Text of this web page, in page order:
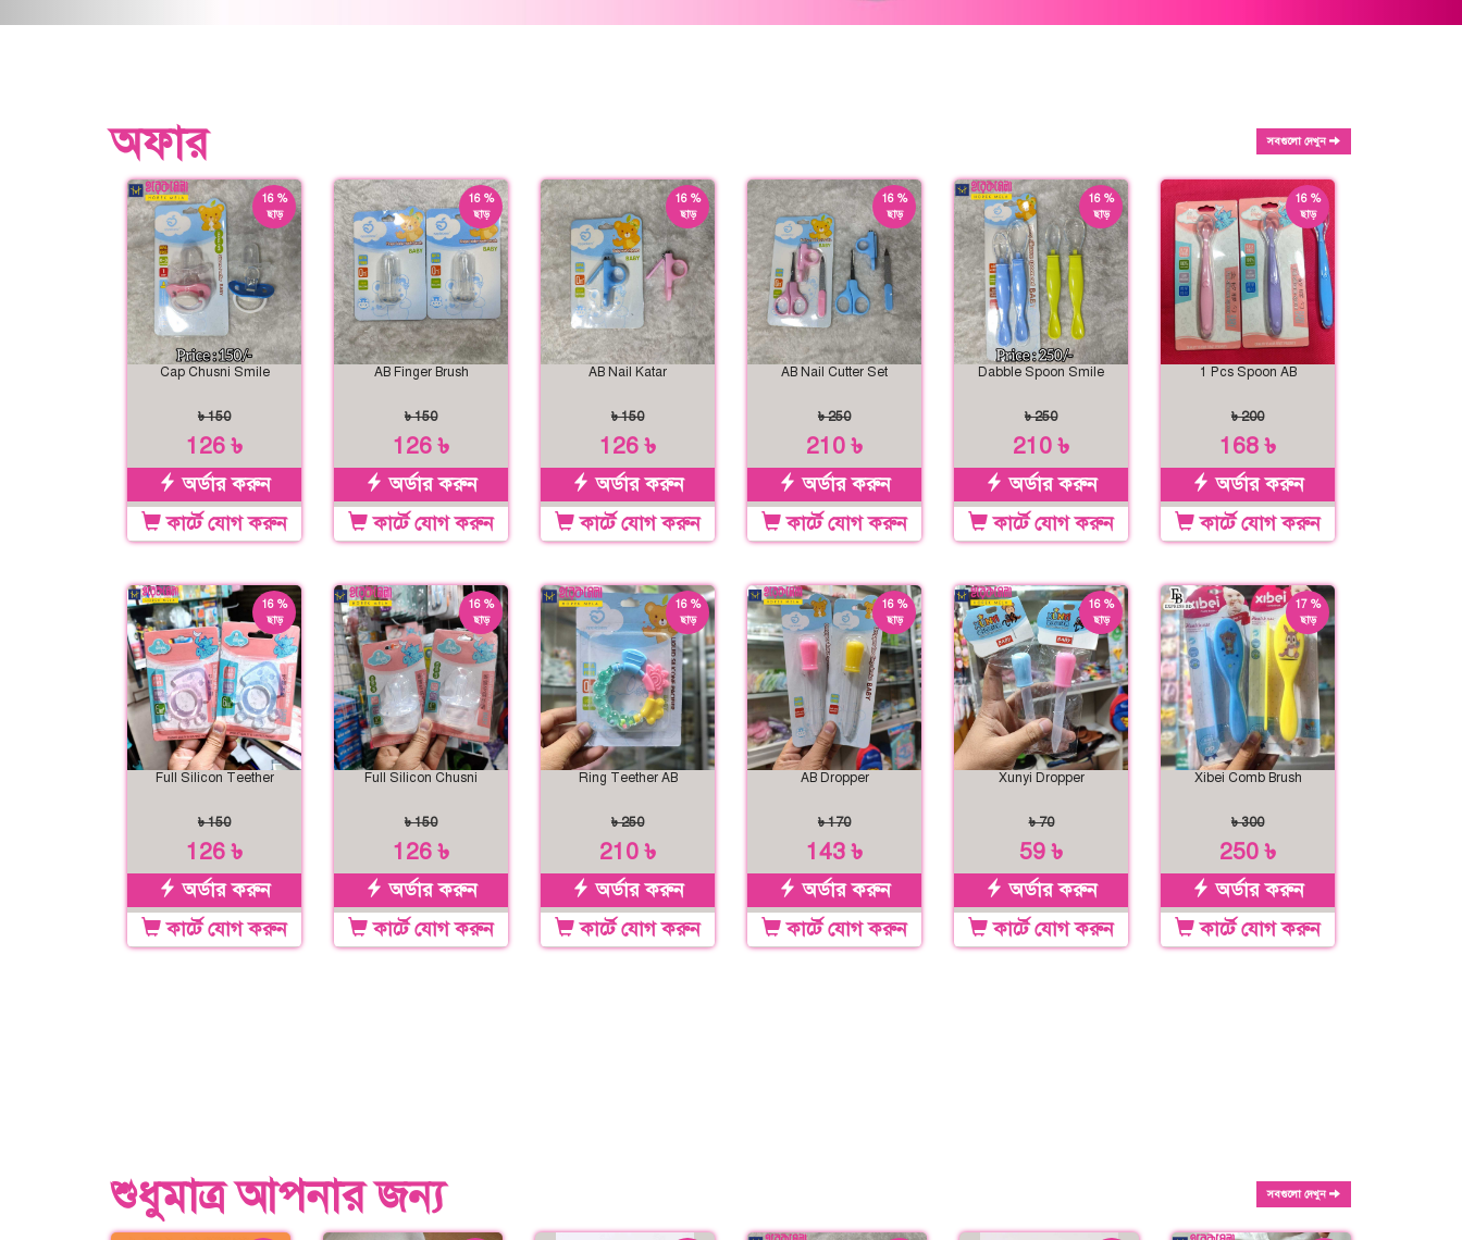
অফার সবগুলো দেখুন
16 %
ছাড়
Cap Chusni Smile
৳ 150
126 ৳
অর্ডার করুন
কার্টে যোগ করুন
16 %
ছাড়
AB Finger Brush
৳ 150
126 ৳
অর্ডার করুন
কার্টে যোগ করুন
16 %
ছাড়
AB Nail Katar
৳ 150
126 ৳
অর্ডার করুন
কার্টে যোগ করুন
16 %
ছাড়
AB Nail Cutter Set
৳ 250
210 ৳
অর্ডার করুন
কার্টে যোগ করুন
16 %
ছাড়
Dabble Spoon Smile
৳ 250
210 ৳
অর্ডার করুন
কার্টে যোগ করুন
16 %
ছাড়
1 Pcs Spoon AB
৳ 200
168 ৳
অর্ডার করুন
কার্টে যোগ করুন
16 %
ছাড়
Full Silicon Teether
৳ 150
126 ৳
অর্ডার করুন
কার্টে যোগ করুন
16 %
ছাড়
Full Silicon Chusni
৳ 150
126 ৳
অর্ডার করুন
কার্টে যোগ করুন
16 %
ছাড়
Ring Teether AB
৳ 250
210 ৳
অর্ডার করুন
কার্টে যোগ করুন
16 %
ছাড়
AB Dropper
৳ 170
143 ৳
অর্ডার করুন
কার্টে যোগ করুন
16 %
ছাড়
Xunyi Dropper
৳ 70
59 ৳
অর্ডার করুন
কার্টে যোগ করুন
17 %
ছাড়
Xibei Comb Brush
৳ 300
250 ৳
অর্ডার করুন
কার্টে যোগ করুন
শুধুমাত্র আপনার জন্য সবগুলো দেখুন